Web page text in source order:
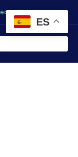
personal
ES